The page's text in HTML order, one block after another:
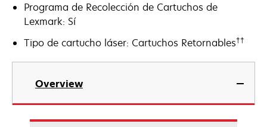
Programa de Recolección de Cartuchos de
Lexmark: Sí
Tipo de cartucho láser: Cartuchos Retornables††
Overview